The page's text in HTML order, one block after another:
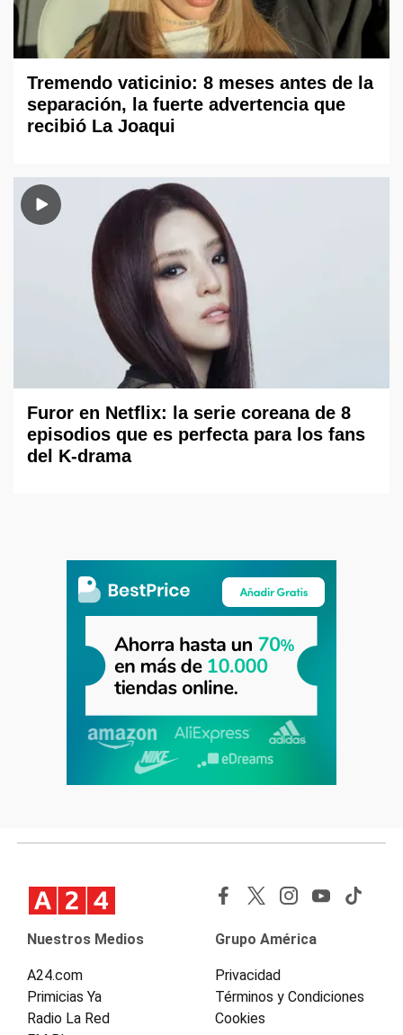
Tremendo vaticinio: 8 meses antes de la
separación, la fuerte advertencia que
recibió La Joaqui
Furor en Netflix: la serie coreana de 8
episodios que es perfecta para los fans
del K-drama
Nuestros Medios
A24.com
Primicias Ya
Radio La Red
Grupo América
Privacidad
Términos y Condiciones
Cookies